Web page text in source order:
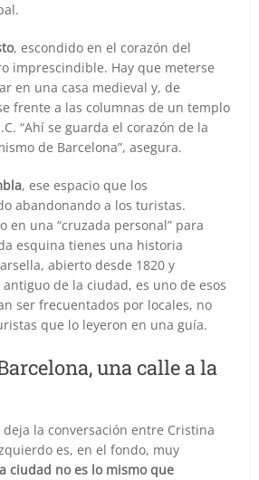
, escondido en el corazón del
imprescindible. Hay que meterse
en una casa medieval y, de
frente a las columnas de un templo
“Ahí se guarda el corazón de la
de Barcelona”, asegura.
, ese espacio que los
abandonando a los turistas.
en una “cruzada personal” para
esquina tienes una historia
abierto desde 1820 y
de la ciudad, es uno de esos
ser frecuentados por locales, no
que lo leyeron en una guía.
una calle a la
la conversación entre Cristina
es, en el fondo, muy
ciudad no es lo mismo que